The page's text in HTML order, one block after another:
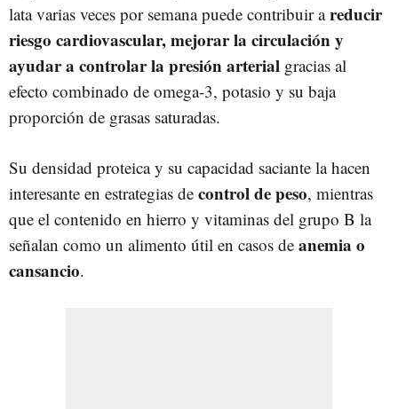
lata varias veces por semana puede contribuir areducir
riesgo cardiovascular, mejorar la circulación y
ayudar a controlar la presión arterial gracias al
efecto combinado de omega‑3, potasio y su baja
proporción de grasas saturadas.
Su densidad proteica y su capacidad saciante la hacen
interesante en estrategias de control de peso, mientras
que el contenido en hierro y vitaminas del grupo B la
señalan como un alimento útil en casos de anemia o
cansancio.